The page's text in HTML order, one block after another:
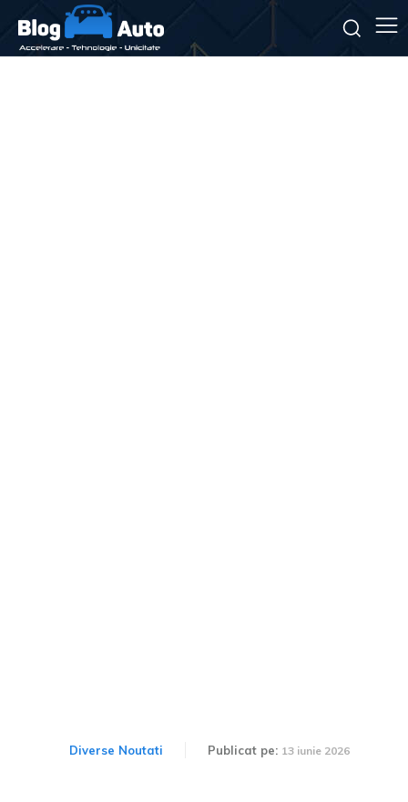
Diverse Noutati Publicat pe: 13 iunie 2026